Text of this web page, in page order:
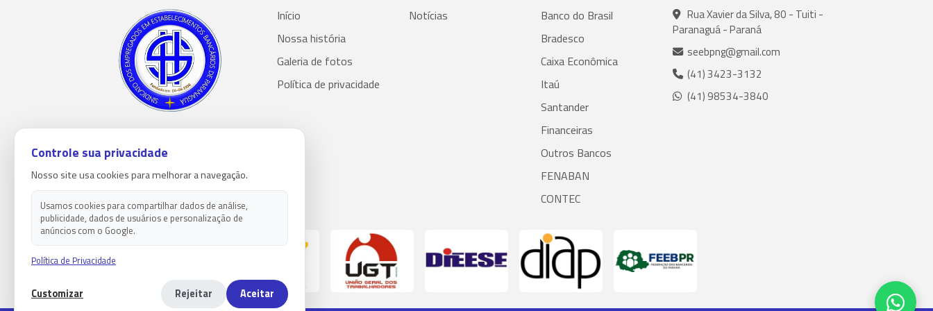
Início
Nossa história
Galeria de fotos
Política de privacidade
Notícias
Banco do Brasil
Bradesco
Caixa Econômica
Itaú
Santander
Financeiras
Outros Bancos
FENABAN
CONTEC
Rua Xavier da Silva, 80 - Tuiti -
Paranaguá - Paraná
seebpng@gmail.com
(41) 3423-3132
(41) 98534-3840
Controle sua privacidade
Nosso site usa cookies para melhorar a navegação.
Usamos cookies para compartilhar dados de análise,
publicidade, dados de usuários e personalização de
anúncios com o Google.
Política de Privacidade
Customizar Rejeitar Aceitar